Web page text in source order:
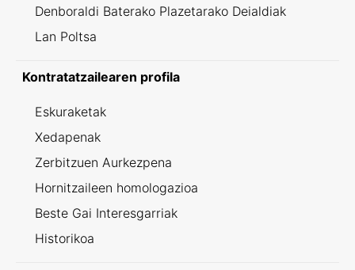
Denboraldi Baterako Plazetarako Deialdiak
Lan Poltsa
Kontratatzailearen profila
Eskuraketak
Xedapenak
Zerbitzuen Aurkezpena
Hornitzaileen homologazioa
Beste Gai Interesgarriak
Historikoa